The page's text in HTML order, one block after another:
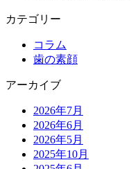
カテゴリー
コラム
歯の素顔
アーカイブ
2026年7月
2026年6月
2026年5月
2025年10月